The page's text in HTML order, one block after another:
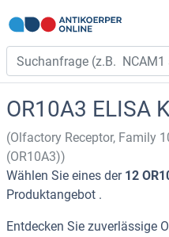
OR10A3 ELISA
(Olfactory Receptor, Family
(OR10A3))
Wählen Sie eines der 12
Produktangebot .
Entdecken Sie zuverlässige